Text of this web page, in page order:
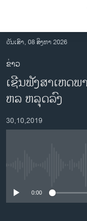
ເຂົ້າ
ຫາ
ຂ້າມ
ຂ້າມ
ຂ້າມ
ໄປ
ຫາ
ຊອກ
ອາເມຣິກາ
ການເລືອກຕັ້ງ ປະທານາ
ຂ່າວ​ຈີນ
ຊີວິດຊາວລາວ
ວັນເສົາ, 08 ສິງຫາ 2026
ຂ່າວ
ເຊີນ​ຟັງ​ສາ​ເຫດ​
ຫລ ຫລຸດ​ລົງ
30,10,2019
0:00